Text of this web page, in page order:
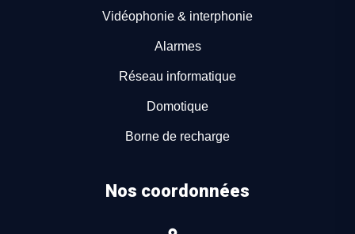
Vidéophonie & interphonie
Alarmes
Réseau informatique
Domotique
Borne de recharge
Nos coordonnées